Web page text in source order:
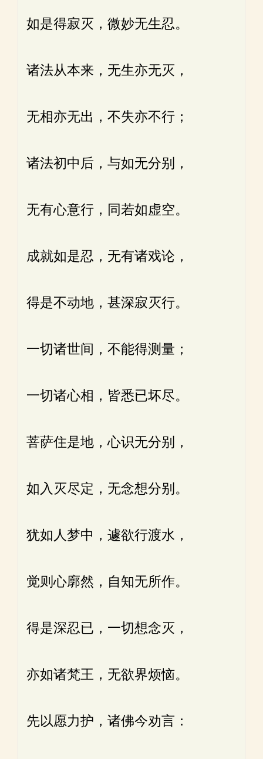
如是得寂灭，微妙无生忍。
诸法从本来，无生亦无灭，
无相亦无出，不失亦不行；
诸法初中后，与如无分别，
无有心意行，同若如虚空。
成就如是忍，无有诸戏论，
得是不动地，甚深寂灭行。
一切诸世间，不能得测量；
一切诸心相，皆悉已坏尽。
菩萨住是地，心识无分别，
如入灭尽定，无念想分别。
犹如人梦中，遽欲行渡水，
觉则心廓然，自知无所作。
得是深忍已，一切想念灭，
亦如诸梵王，无欲界烦恼。
先以愿力护，诸佛今劝言：